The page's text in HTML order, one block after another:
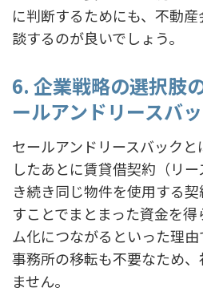
に判断するためにも、不動
談するのが良いでしょう。
6. 企業戦略の選択肢
ールアンドリースバ
セールアンドリースバック
したあとに賃貸借契約（リ
き続き同じ物件を使用する
すことでまとまった資金を
ム化につながるといった理由
事務所の移転も不要なため
ません。